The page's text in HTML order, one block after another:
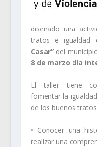
diseñado una
tratos e
Casar”del
8 de marzo día
El taller tiene
fomentar la
de los buenos
• Conocer una
realizar una